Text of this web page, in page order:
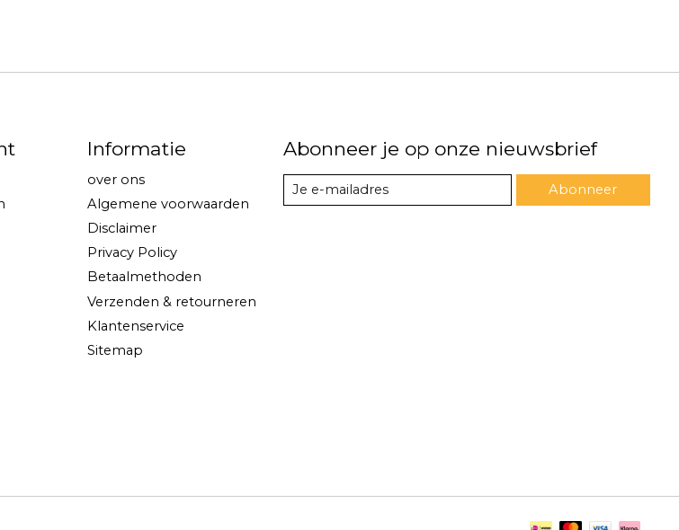
Informatie
over ons
Algemene voorwaarden
Disclaimer
Privacy Policy
Betaalmethoden
Verzenden & retourneren
Klantenservice
Sitemap
Abonneer je op onze nieuwsbrief
Abonneer